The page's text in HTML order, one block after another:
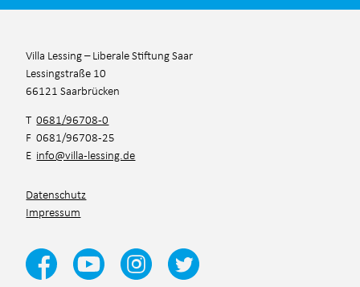
Ja, ich habe dieDatenschutzbestimmungen
Villa Lessing – Liberale Stiftung Saar
Lessingstraße 10
66121 Saarbrücken
T0681/96708-0
F 0681/96708-25
E info@villa-lessing.de
Datenschutz
Impressum